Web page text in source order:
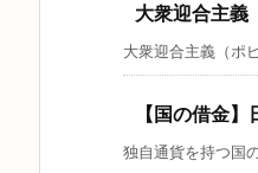
大衆迎合主義
大衆迎合主義（ポ
【国の借金
独自通貨を持つ国